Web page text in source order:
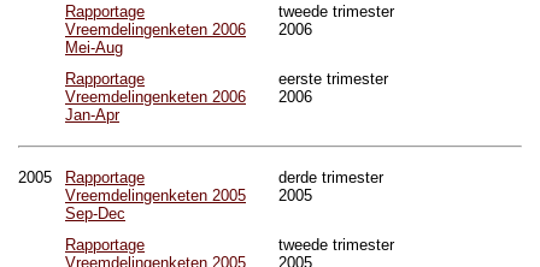
Rapportage
Vreemdelingenketen 2006
Mei-Aug
tweede trimester
2006
Rapportage
Vreemdelingenketen 2006
Jan-Apr
eerste trimester
2006
2005
Rapportage
Vreemdelingenketen 2005
Sep-Dec
derde trimester
2005
Rapportage
Vreemdelingenketen 2005
tweede trimester
2005